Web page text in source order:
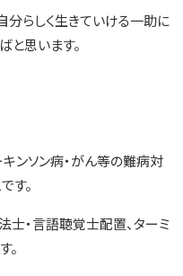
分らしく生きていける一助に
と思います。
ンソン病・がん等の難病対
す。
士・言語聴覚士配置、ターミ
。